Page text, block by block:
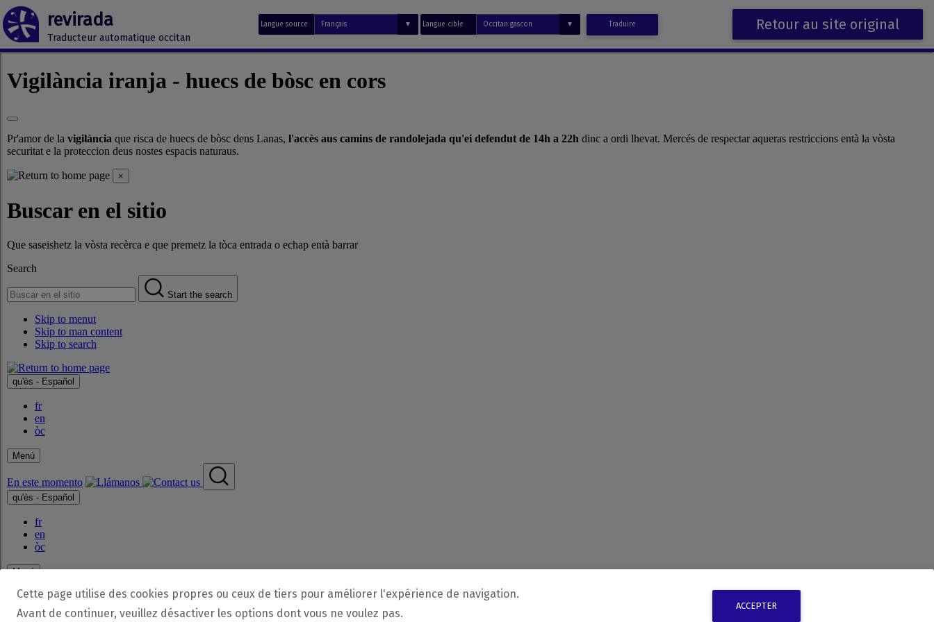
revirada
Traducteur automatique occitan
Langue source Langue cible Traduire Retour au site original
Cette page utilise des cookies propres ou ceux de tiers pour améliorer l'expérience de navigation.
Avant de continuer, veuillez désactiver les options dont vous ne voulez pas.
ACCEPTER